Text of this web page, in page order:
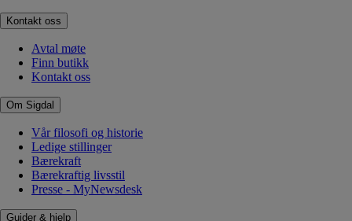
Kontakt oss
Avtal møte
Finn butikk
Kontakt oss
Om Sigdal
Vår filosofi og historie
Ledige stillinger
Bærekraft
Bærekraftig livsstil
Presse - MyNewsdesk
Guider & hjelp